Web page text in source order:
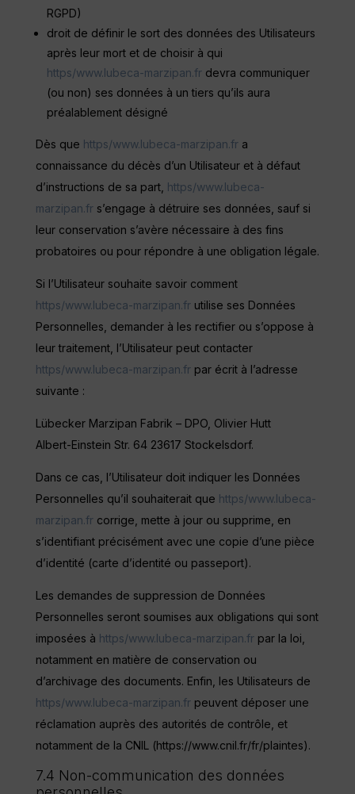
RGPD)
droit de définir le sort des données des Utilisateurs
après leur mort et de choisir à qui
https/www.lubeca-marzipan.frdevra communiquer
(ou non) ses données à un tiers qu’ils aura
préalablement désigné
Dès que https/www.lubeca-marzipan.fra
connaissance du décès d’un Utilisateur et à défaut
d’instructions de sa part, https/www.lubeca-
marzipan.frs’engage à détruire ses données, sauf si
leur conservation s’avère nécessaire à des fins
probatoires ou pour répondre à une obligation légale.
Si l’Utilisateur souhaite savoir comment
https/www.lubeca-marzipan.frutilise ses Données
Personnelles, demander à les rectifier ou s’oppose à
leur traitement, l’Utilisateur peut contacter
https/www.lubeca-marzipan.frpar écrit à l’adresse
suivante :
Lübecker Marzipan Fabrik – DPO, Olivier Hutt
Albert-Einstein Str. 64 23617 Stockelsdorf.
Dans ce cas, l’Utilisateur doit indiquer les Données
Personnelles qu’il souhaiterait que https/www.lubeca-
marzipan.frcorrige, mette à jour ou supprime, en
s’identifiant précisément avec une copie d’une pièce
d’identité (carte d’identité ou passeport).
Les demandes de suppression de Données
Personnelles seront soumises aux obligations qui sont
imposées à https/www.lubeca-marzipan.frpar la loi,
notamment en matière de conservation ou
d’archivage des documents. Enfin, les Utilisateurs de
https/www.lubeca-marzipan.frpeuvent déposer une
réclamation auprès des autorités de contrôle, et
notamment de la CNIL (https://www.cnil.fr/fr/plaintes).
7.4 Non-communication des données